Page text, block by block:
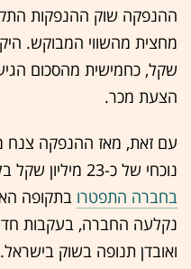
ההנפקה שוק ההנפקות
שקל, כחמישית מהסכום
הצעת מכר.
נוכחי של כ-23 מיליון שקל בלבד. מספר
בחברה התפטרו בתקופה
נקלעה החברה, בעקבות
ואובדן תנופה בשוק בישראל.